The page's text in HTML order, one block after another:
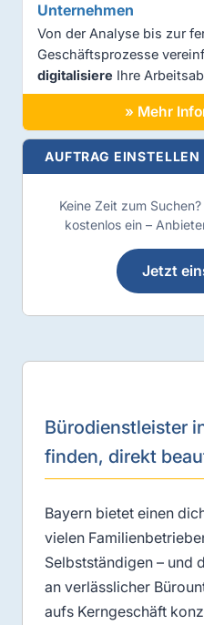
Bürodienstleister
finden, direkt
Bayern bietet einen
vielen
Selbstständigen – und
an verlässlicher
aufs Kerngeschäft
Unternehmen
Von der Analyse bis zur
Geschäftsprozesse
digitalisiere Ihre
» Mehr
AUFTRAG EINSTELLEN
Keine Zeit zum
kostenlos ein –
Jetzt